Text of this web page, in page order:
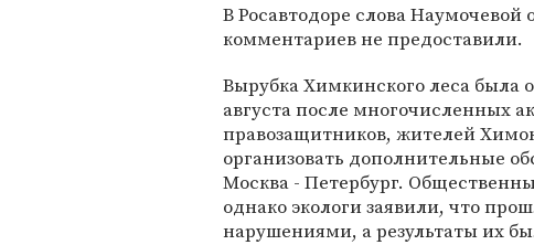
В Росавтодоре слова
комментариев не предоставили.
Вырубка Химкинского леса
августа после многочисленных
правозащитников, жителей
организовать дополнительные
Москва - Петербург.
однако экологи заявили, что
нарушениями, а результаты их